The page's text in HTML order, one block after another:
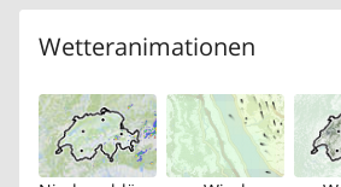
Wetteranimationen